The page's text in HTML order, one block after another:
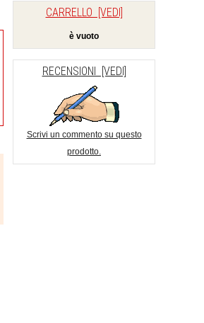
CARRELLO [VEDI]
è vuoto
RECENSIONI [VEDI]
Scrivi un commento su questo
prodotto.